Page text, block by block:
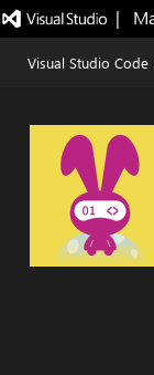
|
Visual Studio Code